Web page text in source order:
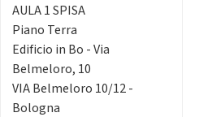
AULA 1 SPISA
Piano Terra
Edificio in Bo - Via
Belmeloro, 10
VIA Belmeloro 10/12 -
Bologna